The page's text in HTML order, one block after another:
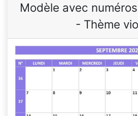
Modèle avec
- Thème